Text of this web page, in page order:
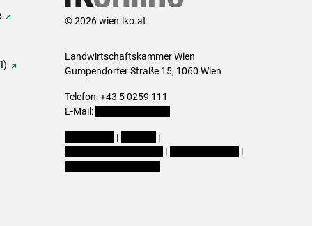
© 2026 wien.lko.at
Landwirtschaftskammer Wien
Gumpendorfer Straße 15, 1060 Wien
Telefon: +43 5 0259 111
E-Mail:
|
|
|
|